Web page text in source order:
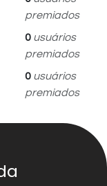
premiados
0 usuários
premiados
0 usuários
premiados